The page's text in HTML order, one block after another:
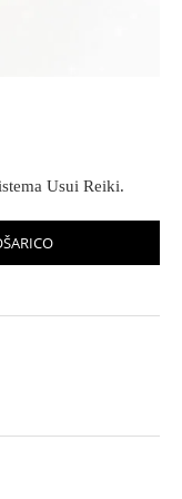
Usui Reiki.